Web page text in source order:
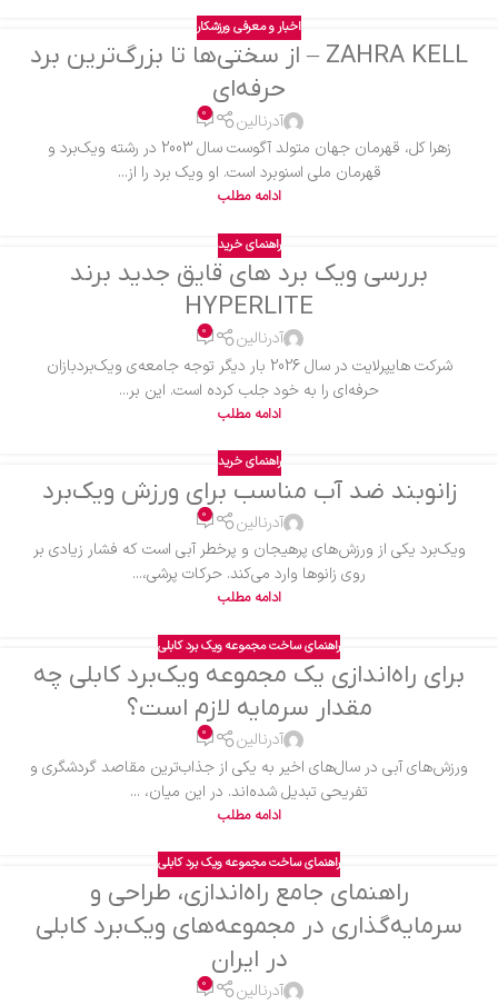
اخبار و معرفی ورزشکار
ZAHRA KELL – از سختی‌ها تا بزرگ‌ترین برد
حرفه‌ای
آدرنالین 0
زهرا کل، قهرمان جهان متولد آگوست سال 2003 در رشته ویک‌برد و
قهرمان ملی اسنوبرد است. او ویک برد را از...
ادامه مطلب
راهنمای خرید
بررسی ویک برد های قایق جدید برند
HYPERLITE
آدرنالین 0
شرکت هایپرلایت در سال 2026 بار دیگر توجه جامعه‌ی ویک‌بردبازان
حرفه‌ای را به خود جلب کرده است. این بر...
ادامه مطلب
راهنمای خرید
زانوبند ضد آب مناسب برای ورزش ویک‌برد
آدرنالین 0
ویک‌برد یکی از ورزش‌های پرهیجان و پرخطر آبی است که فشار زیادی بر
روی زانوها وارد می‌کند. حرکات پرشی،...
ادامه مطلب
راهنمای ساخت مجموعه ویک برد کابلی
برای راه‌اندازی یک مجموعه ویک‌برد کابلی چه
مقدار سرمایه لازم است؟
آدرنالین 0
ورزش‌های آبی در سال‌های اخیر به یکی از جذاب‌ترین مقاصد گردشگری و
تفریحی تبدیل شده‌اند. در این میان، ...
ادامه مطلب
راهنمای ساخت مجموعه ویک برد کابلی
راهنمای جامع راه‌اندازی، طراحی و
سرمایه‌گذاری در مجموعه‌های ویک‌برد کابلی
در ایران
آدرنالین 0